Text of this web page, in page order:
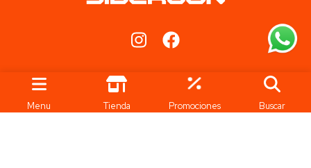
Menu Tienda Promociones Buscar
Ubicación
Iturraspe 3802 - Santa Fe
Teléfonos
+5493424533362